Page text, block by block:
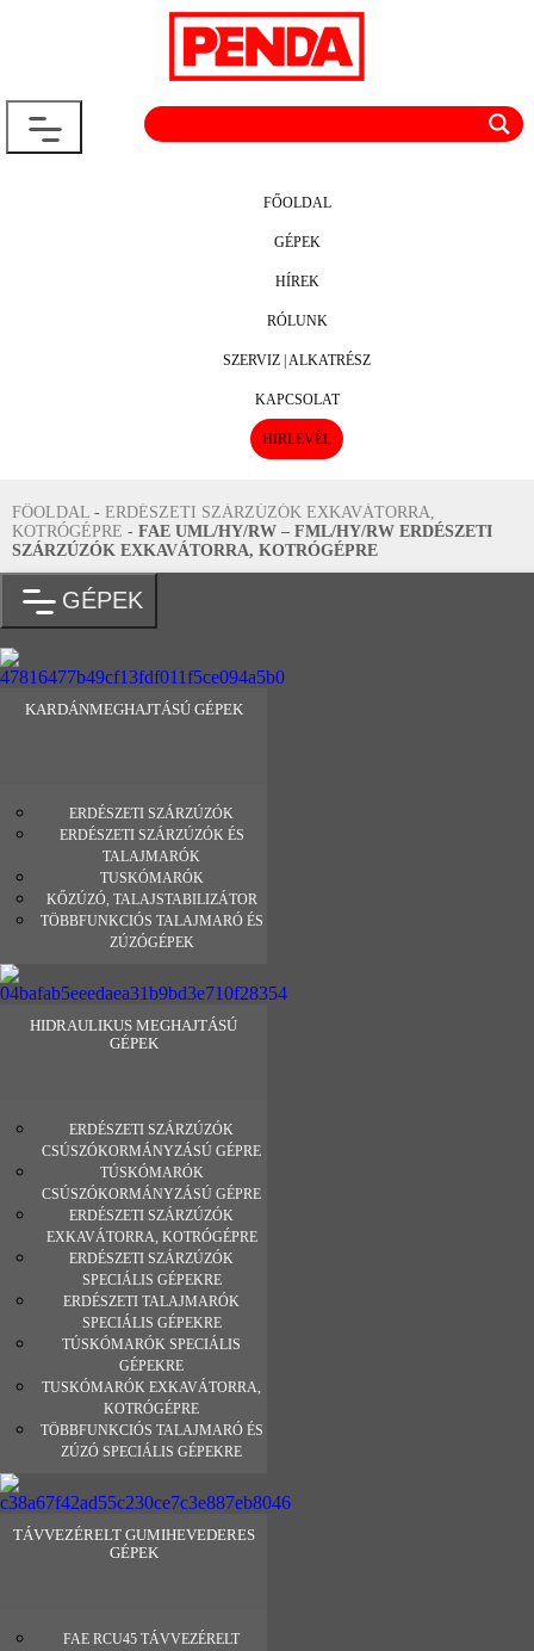
FŐOLDAL
GÉPEK
HÍREK
RÓLUNK
SZERVIZ | ALKATRÉSZ
KAPCSOLAT
HÍRLEVÉL
FŐOLDAL - ERDÉSZETI SZÁRZÚZÓK EXKAVÁTORRA,
KOTRÓGÉPRE - FAE UML/HY/RW – FML/HY/RW ERDÉSZETI
SZÁRZÚZÓK EXKAVÁTORRA, KOTRÓGÉPRE
GÉPEK
KARDÁNMEGHAJTÁSÚ GÉPEK
ERDÉSZETI SZÁRZÚZÓK
ERDÉSZETI SZÁRZÚZÓK ÉS
TALAJMARÓK
TUSKÓMARÓK
KŐZÚZÓ, TALAJSTABILIZÁTOR
TÖBBFUNKCIÓS TALAJMARÓ ÉS
ZÚZÓGÉPEK
HIDRAULIKUS MEGHAJTÁSÚ
GÉPEK
ERDÉSZETI SZÁRZÚZÓK
CSÚSZÓKORMÁNYZÁSÚ GÉPRE
TÚSKÓMARÓK
CSÚSZÓKORMÁNYZÁSÚ GÉPRE
ERDÉSZETI SZÁRZÚZÓK
EXKAVÁTORRA, KOTRÓGÉPRE
ERDÉSZETI SZÁRZÚZÓK
SPECIÁLIS GÉPEKRE
ERDÉSZETI TALAJMARÓK
SPECIÁLIS GÉPEKRE
TÚSKÓMARÓK SPECIÁLIS
GÉPEKRE
TUSKÓMARÓK EXKAVÁTORRA,
KOTRÓGÉPRE
TÖBBFUNKCIÓS TALAJMARÓ ÉS
ZÚZÓ SPECIÁLIS GÉPEKRE
TÁVVEZÉRELT GUMIHEVEDERES
GÉPEK
FAE RCU45 TÁVVEZÉRELT